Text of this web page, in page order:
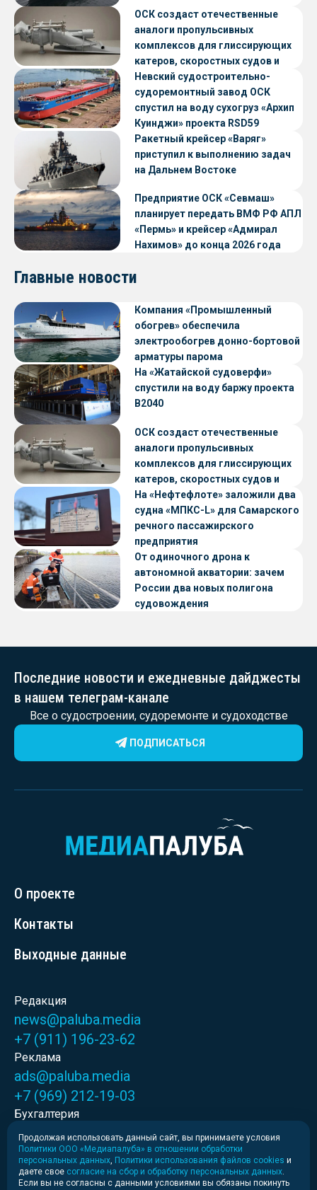
ОСК создаст отечественные
аналоги пропульсивных
комплексов для глиссирующих
катеров, скоростных судов и
судов с малой осадкой
Невский судостроительно-
судоремонтный завод ОСК
спустил на воду сухогруз «Архип
Куинджи» проекта RSD59
Ракетный крейсер «Варяг»
приступил к выполнению задач
на Дальнем Востоке
Предприятие ОСК «Севмаш»
планирует передать ВМФ РФ АПЛ
«Пермь» и крейсер «Адмирал
Нахимов» до конца 2026 года
Главные новости
Компания «Промышленный
обогрев» обеспечила
электрообогрев донно-бортовой
арматуры парома
«Петропавловск» проекта CNF22
На «Жатайской судоверфи»
спустили на воду баржу проекта
В2040
ОСК создаст отечественные
аналоги пропульсивных
комплексов для глиссирующих
катеров, скоростных судов и
судов с малой осадкой
На «Нефтефлоте» заложили два
судна «МПКС-L» для Самарского
речного пассажирского
предприятия
От одиночного дрона к
автономной акватории: зачем
России два новых полигона
судовождения
Последние новости и ежедневные дайджесты
в нашем телеграм-канале
Все о судостроении, судоремонте и судоходстве
ПОДПИСАТЬСЯ
О проекте
Контакты
Выходные данные
Редакция
news@paluba.media
+7 (911) 196-23-62
Реклама
ads@paluba.media
+7 (969) 212-19-03
Бухгалтерия
novikova@paluba.media
+7 (999) 028-56-78
Продолжая использовать данный сайт, вы принимаете условия
Политики ООО «Медиапалуба» в отношении обработки
персональных данных Политики использования файлов cookies и
даете свое согласие на сбор и обработку персональных данных
Если вы не согласны с данными условиями вы обязаны покинуть